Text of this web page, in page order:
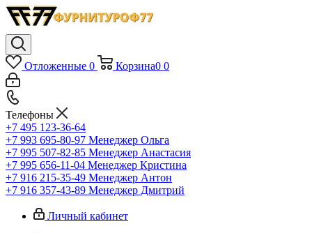
Отложенные 0 Корзина0 0
Телефоны
+7 495 123-36-64
+7 993 695-80-97 Менеджер Ольга
+7 995 507-82-85 Менеджер Анастасия
+7 995 656-11-04 Менеджер Кристина
+7 916 215-35-49 Менеджер Антон
+7 916 357-43-89 Менеджер Дмитрий
Личный кабинет